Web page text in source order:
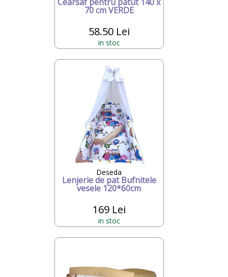
70 cm VERDE
58.50 Lei
in stoc
Deseda
Lenjerie de pat Bufnitele
vesele 120*60cm
169 Lei
in stoc